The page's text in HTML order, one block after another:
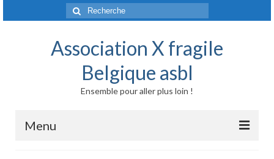
Rechercher
:
Association X fragile
Belgique asbl
Ensemble pour aller plus loin !
Menu